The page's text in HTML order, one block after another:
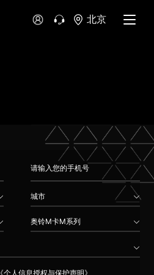
北京
城市
奥铃M卡M系列
《个人信息授权与保护声明》